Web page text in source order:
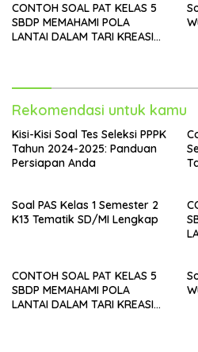
CONTOH SOAL PAT KELAS 5
SBDP MEMAHAMI POLA
LANTAI DALAM TARI KREASI
Rekomendasi untuk kamu
Kisi-Kisi Soal Tes Seleksi PPPK
Tahun 2024-2025: Panduan
Persiapan Anda
Soal PAS Kelas 1 Semester 2
K13 Tematik SD/MI Lengkap
CONTOH SOAL PAT KELAS 5
SBDP MEMAHAMI POLA
LANTAI DALAM TARI KREASI